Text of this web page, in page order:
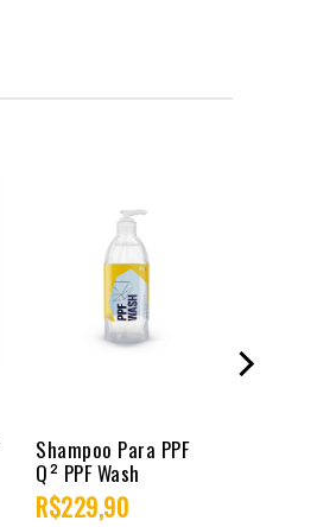
Shampoo Para PPF
Q² PPF Wash
R$229,90